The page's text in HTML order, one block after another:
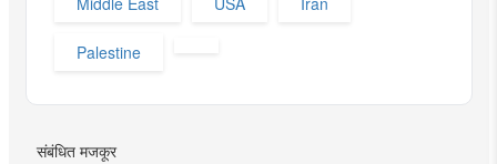
Palestine
संबंधित मजकूर